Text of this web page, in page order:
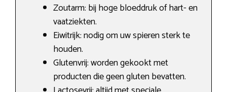
Zoutarm: bij hoge bloeddruk of hart- en
vaatziekten.
Eiwitrijk: nodig om uw spieren sterk te
houden.
Glutenvrij: worden gekookt met
producten die geen gluten bevatten.